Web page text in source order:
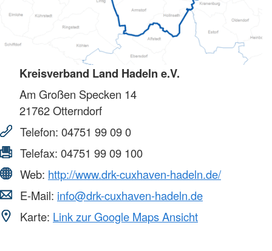
Kreisverband Land Hadeln e.V.
Am Großen Specken 14
21762Otterndorf
Telefon: 04751 99 09 0
Telefax: 04751 99 09 100
Web: http://www.drk-cuxhaven-hadeln.de/
E-Mail: info@drk-cuxhaven-hadeln.de
Karte: Link zur Google Maps Ansicht